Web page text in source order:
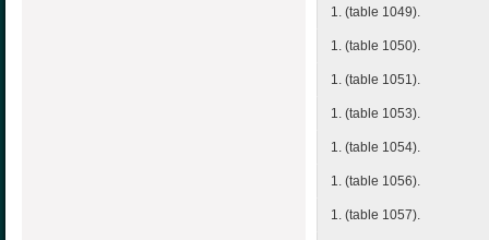
1. (table 1049).
1. (table 1050).
1. (table 1051).
1. (table 1053).
1. (table 1054).
1. (table 1056).
1. (table 1057).